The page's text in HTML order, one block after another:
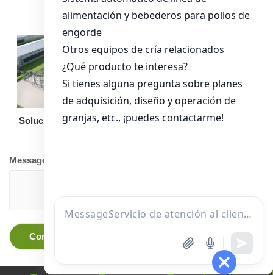
Solución llave en mano Otro equipo
Message